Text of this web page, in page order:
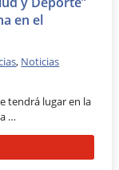
en el
, Noticias
tendrá lugar en la
…